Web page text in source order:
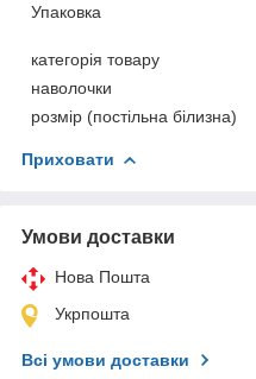
Упаковка
категорія товару
наволочки
розмір (постільна білизна)
Приховати
Умови доставки
Нова Пошта
Укрпошта
Всі умови доставки